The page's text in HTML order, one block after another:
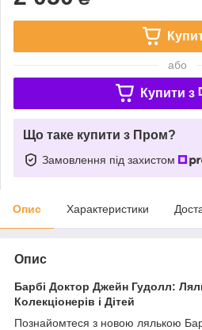
або
Купити з
Що таке купити з Пром?
Замовлення під захистом
Опис Характеристики
Опис
Барбі Доктор Джейн Гудолл:
Колекціонерів і Дітей
Познайомтеся з новою лялькою